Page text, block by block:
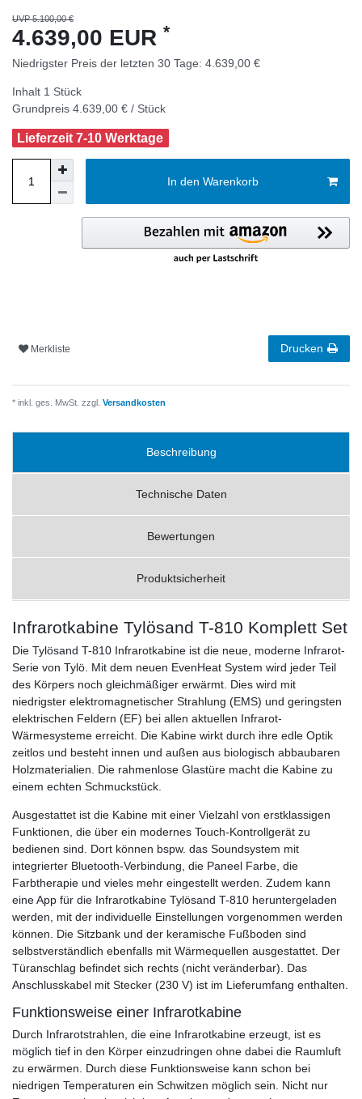
UVP 5.100,00 €
4.639,00 EUR *
Niedrigster Preis der letzten 30 Tage: 4.639,00 €
Inhalt 1 Stück
Grundpreis 4.639,00 € / Stück
Lieferzeit 7-10 Werktage
In den Warenkorb
Merkliste Drucken
* inkl. ges. MwSt. zzgl. Versandkosten
Beschreibung
Technische Daten
Bewertungen
Produktsicherheit
Infrarotkabine Tylösand T-810 Komplett Set
Die Tylösand T-810 Infrarotkabine ist die neue, moderne Infrarot-
Serie von Tylö. Mit dem neuen EvenHeat System wird jeder Teil
des Körpers noch gleichmäßiger erwärmt. Dies wird mit
niedrigster elektromagnetischer Strahlung (EMS) und geringsten
elektrischen Feldern (EF) bei allen aktuellen Infrarot-
Wärmesysteme erreicht. Die Kabine wirkt durch ihre edle Optik
zeitlos und besteht innen und außen aus biologisch abbaubaren
Holzmaterialien. Die rahmenlose Glastüre macht die Kabine zu
einem echten Schmuckstück.
Ausgestattet ist die Kabine mit einer Vielzahl von erstklassigen
Funktionen, die über ein modernes Touch-Kontrollgerät zu
bedienen sind. Dort können bspw. das Soundsystem mit
integrierter Bluetooth-Verbindung, die Paneel Farbe, die
Farbtherapie und vieles mehr eingestellt werden. Zudem kann
eine App für die Infrarotkabine Tylösand T-810 heruntergeladen
werden, mit der individuelle Einstellungen vorgenommen werden
können. Die Sitzbank und der keramische Fußboden sind
selbstverständlich ebenfalls mit Wärmequellen ausgestattet. Der
Türanschlag befindet sich rechts (nicht veränderbar). Das
Anschlusskabel mit Stecker (230 V) ist im Lieferumfang enthalten.
Funktionsweise einer Infrarotkabine
Durch Infrarotstrahlen, die eine Infrarotkabine erzeugt, ist es
möglich tief in den Körper einzudringen ohne dabei die Raumluft
zu erwärmen. Durch diese Funktionsweise kann schon bei
niedrigen Temperaturen ein Schwitzen möglich sein. Nicht nur